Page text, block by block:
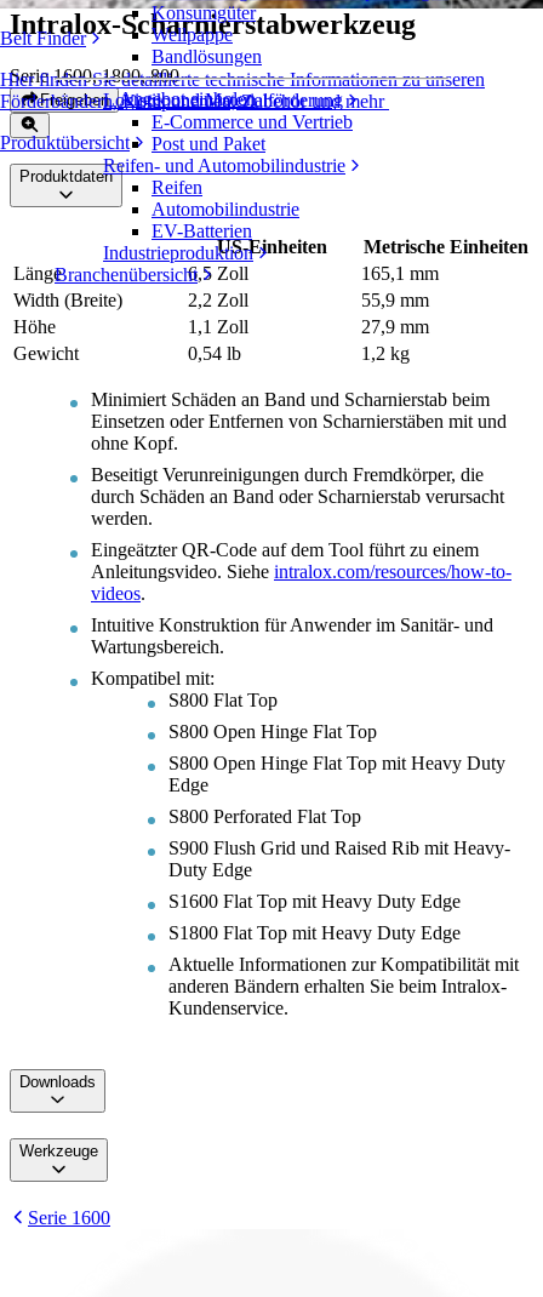
Belt Finder
Hier finden Sie detaillierte technische Informationen zu unseren
Förderbändern, Komponenten, Zubehör und mehr
Produktübersicht
Konsumgüter
Wellpappe
Bandlösungen
Logistik und Materialförderung
E-Commerce und Vertrieb
Post und Paket
Reifen- und Automobilindustrie
Reifen
Automobilindustrie
EV-Batterien
Industrieproduktion
Branchenübersicht
Intralox-Scharnierstabwerkzeug
Serie 1600, 1800, 800
Freigeben Angebot einholen
Produktdaten
US-Einheiten
Metrische Einheiten
Länge
6,5 Zoll
165,1 mm
Width (Breite)
2,2 Zoll
55,9 mm
Höhe
1,1 Zoll
27,9 mm
Gewicht
0,54 lb 1,2 kg
Minimiert Schäden an Band und Scharnierstab beim
Einsetzen oder Entfernen von Scharnierstäben mit und
ohne Kopf.
Beseitigt Verunreinigungen durch Fremdkörper, die
durch Schäden an Band oder Scharnierstab verursacht
werden.
Eingeätzter QR-Code auf dem Tool führt zu einem
Anleitungsvideo. Siehe intralox.com/resources/how-to-
videos.
Intuitive Konstruktion für Anwender im Sanitär- und
Wartungsbereich.
Kompatibel mit:
S800 Flat Top
S800 Open Hinge Flat Top
S800 Open Hinge Flat Top mit Heavy Duty
Edge
S800 Perforated Flat Top
S900 Flush Grid und Raised Rib mit Heavy-
Duty Edge
S1600 Flat Top mit Heavy Duty Edge
S1800 Flat Top mit Heavy Duty Edge
Aktuelle Informationen zur Kompatibilität mit
anderen Bändern erhalten Sie beim Intralox-
Kundenservice.
Downloads
Werkzeuge
Serie 1600